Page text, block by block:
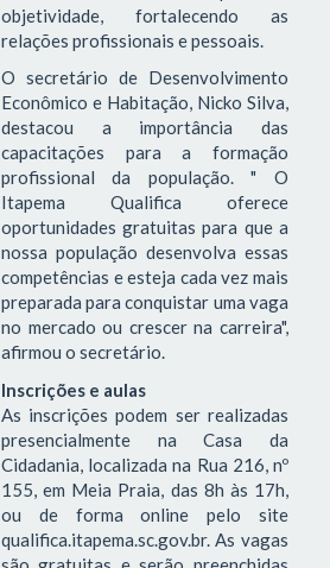
objetividade, fortalecendo as
relações profissionais e pessoais.
O secretário de Desenvolvimento
Econômico e Habitação, Nicko Silva,
destacou a importância das
capacitações para a formação
profissional da população. " O
Itapema Qualifica oferece
oportunidades gratuitas para que a
nossa população desenvolva essas
competências e esteja cada vez mais
preparada para conquistar uma vaga
no mercado ou crescer na carreira",
afirmou o secretário.
Inscrições e aulas
As inscrições podem ser realizadas
presencialmente na Casa da
Cidadania, localizada na Rua 216, nº
155, em Meia Praia, das 8h às 17h,
ou de forma online pelo site
qualifica.itapema.sc.gov.br. As vagas